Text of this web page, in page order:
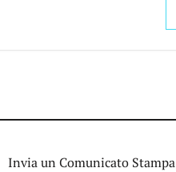
Invia un Comunicato Stampa